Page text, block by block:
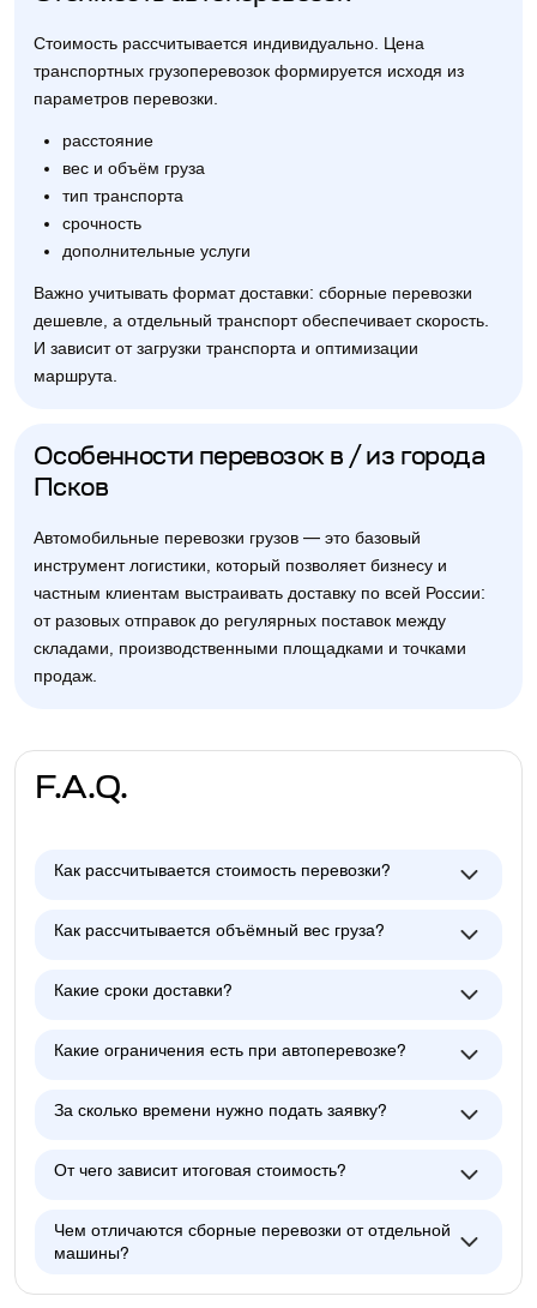
Стоимость рассчитывается индивидуально. Цена
транспортных грузоперевозок формируется исходя из
параметров перевозки.
расстояние
вес и объём груза
тип транспорта
срочность
дополнительные услуги
Важно учитывать формат доставки: сборные перевозки
дешевле, а отдельный транспорт обеспечивает скорость.
И зависит от загрузки транспорта и оптимизации
маршрута.
Особенности перевозок в / из города
Псков
Автомобильные перевозки грузов — это базовый
инструмент логистики, который позволяет бизнесу и
частным клиентам выстраивать доставку по всей России:
от разовых отправок до регулярных поставок между
складами, производственными площадками и точками
продаж.
F.A.Q.
Как рассчитывается стоимость перевозки?
Как рассчитывается объёмный вес груза?
Какие сроки доставки?
Какие ограничения есть при автоперевозке?
За сколько времени нужно подать заявку?
От чего зависит итоговая стоимость?
Чем отличаются сборные перевозки от отдельной
машины?